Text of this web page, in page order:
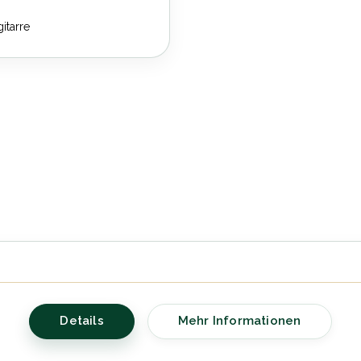
Details Mehr Informationen